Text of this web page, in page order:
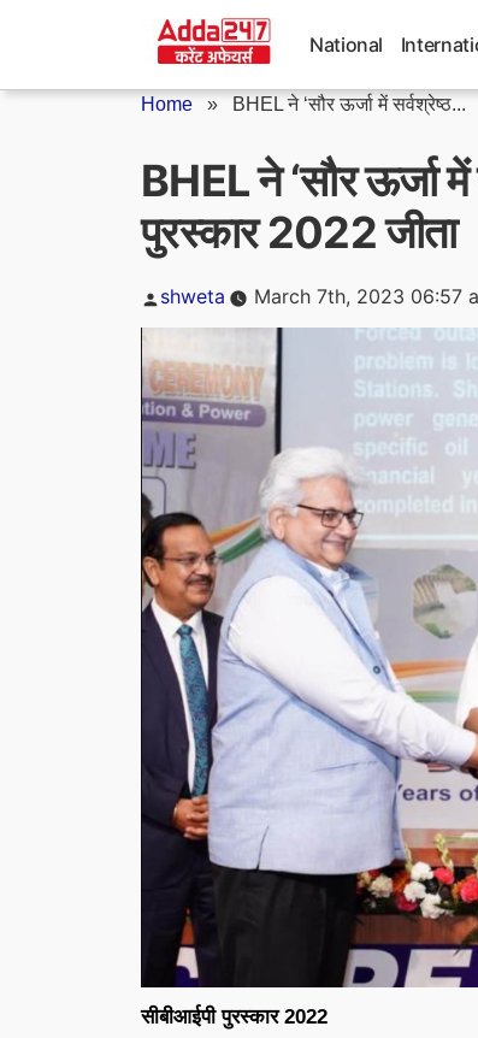
National
Home » BHEL ने ‘सौर ऊर्जा में सर्वश्रेष्ठ...
BHEL ने ‘सौर ऊर्जा में
पुरस्कार 2022 जीता
Posted
shweta March 7th, 2023 06:57
सीबीआईपी पुरस्कार 2022